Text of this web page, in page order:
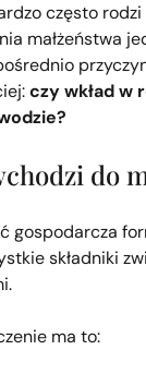
często
małżeństwa
czy wkład w
do
gospodarcza
składniki
ma to: